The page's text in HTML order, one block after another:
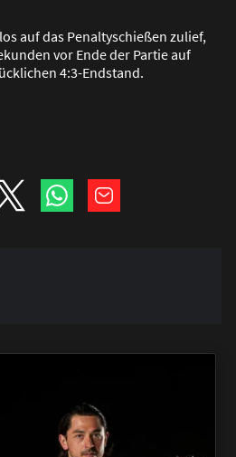
auf das Penaltyschießen zulief,
vor Ende der Partie auf
4:3-Endstand.